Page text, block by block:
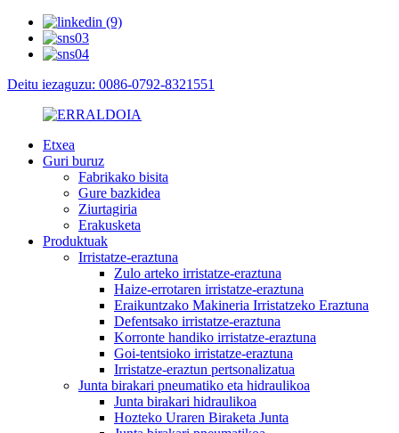
Deitu iezaguzu: 0086-0792-8321551
Etxea
Guri buruz
Fabrikako bisita
Gure bazkidea
Ziurtagiria
Erakusketa
Produktuak
Irristatze-eraztuna
Zulo arteko irristatze-eraztuna
Haize-errotaren irristatze-eraztuna
Eraikuntzako Makineria Irristatzeko Eraztuna
Defentsako irristatze-eraztuna
Korronte handiko irristatze-eraztuna
Goi-tentsioko irristatze-eraztuna
Irristatze-eraztun pertsonalizatua
Junta birakari pneumatiko eta hidraulikoa
Junta birakari hidraulikoa
Hozteko Uraren Biraketa Junta